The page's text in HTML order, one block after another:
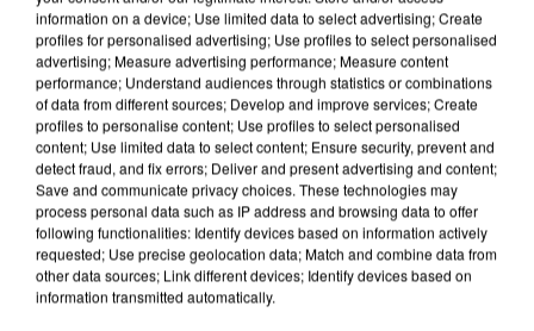
UN SECOND CADRE DE LA DZ MAFIA
INTERPELLÉ EN ALGÉRIE
information on a device; Use limited data to select advertising; Create
profiles for personalised advertising; Use profiles to select personalised
advertising; Measure advertising performance; Measure content
performance; Understand audiences through statistics or combinations
of data from different sources; Develop and improve services; Create
profiles to personalise content; Use profiles to select personalised
content; Use limited data to select content; Ensure security, prevent and
detect fraud, and fix errors; Deliver and present advertising and content;
Save and communicate privacy choices. These technologies may
process personal data such as IP address and browsing data to offer
following functionalities: Identify devices based on information actively
requested; Use precise geolocation data; Match and combine data from
other data sources; Link different devices; Identify devices based on
information transmitted automatically.